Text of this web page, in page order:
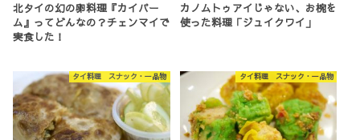
北タイの幻の卵料理『カイパー
ム』ってどんなの？チェンマイで
実食した！
カノムトゥアイじゃない、お椀を
使った料理「ジュイクワイ」
タイ料理 スナック・一品物 タイ料理 スナック・一品物